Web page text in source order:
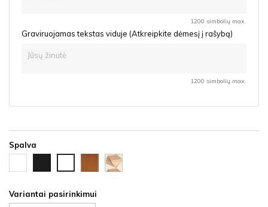
1200 simbolių max.
Graviruojamas tekstas viduje (Atkreipkite dėmesį į rašybą)
1200 simbolių max.
Spalva
HDF
HDF
latte
Vyšnia
HDF
Nedažyta
fanera
Variantai pasirinkimui